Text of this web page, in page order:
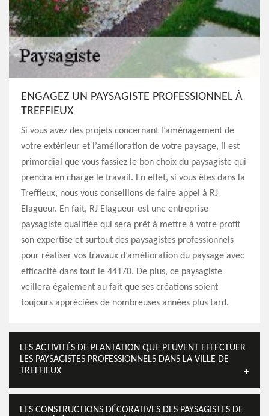
ENGAGEZ UN PAYSAGISTE PROFESSIONNEL À
TREFFIEUX
Si vous avez des projets concernant l’aménagement de
votre extérieur et l’amélioration de votre paysage, il est
primordial que vous fassiez le bon choix du paysagiste qui
prendra en charge le travail. En effet, si vous êtes dans la
Treffieux, nous vous conseillons de faire appel à RJ
Elagueur. En fait, RJ Elagueur est une entreprise
paysagiste qualifiée qui sera prêt à mettre à votre profit
son expertise et surtout des paysagistes professionnels
pour réaliser vos travaux d’amélioration du paysage avec
efficacité dans tout le 44170. De plus, ce paysagiste
veillera également au fait que ses créations soient
toujours appréciées de nombreuses années plus tard.
LES ACTIVITÉS DE PLANTATION QUE PEUVENT EFFECTUER
LES PAYSAGISTES PROFESSIONNELS DANS LA VILLE DE
TREFFIEUX
LES CONSTRUCTIONS DÉCORATIVES DES PAYSAGISTES DE